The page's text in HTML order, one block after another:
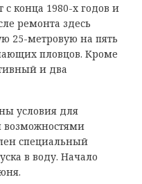
конца 1980-х годов и
ремонта здесь
25-метровую на пять
пловцов. Кроме
и два
условия для
возможностями
специальный
в воду. Начало